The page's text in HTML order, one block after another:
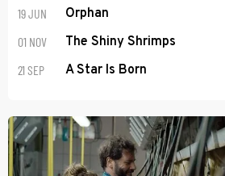
19 JUN Orphan
01 NOV The Shiny Shrimps
21 SEP A Star Is Born